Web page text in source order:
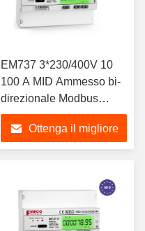
EM737 3*230/400V 10
100 A MID Ammesso bi-
direzionale Modbus
Energy Smart Meter
Ottenga il migliore